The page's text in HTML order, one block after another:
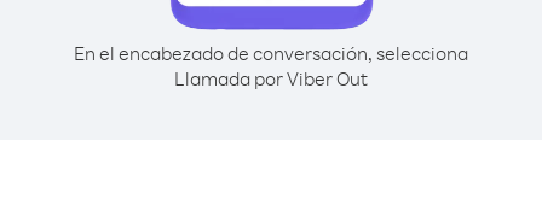
En el encabezado de conversación, selecciona
Llamada por Viber Out